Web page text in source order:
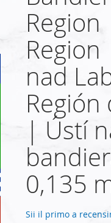
nad
| Ústí
0,135
Sii il primo a